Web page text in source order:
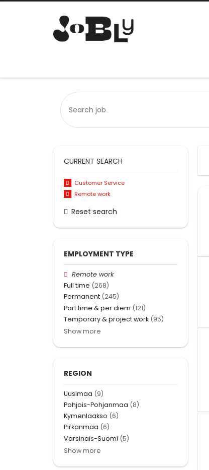
CURRENT SEARCH
Customer Service
Remote work
Reset search
EMPLOYMENT TYPE
Remote work
Full time (268)
Permanent (245)
Part time & per diem (121)
Temporary & project work (95)
Show more
REGION
Uusimaa (9)
Pohjois-Pohjanmaa (8)
Kymenlaakso (6)
Pirkanmaa (6)
Varsinais-Suomi (5)
Show more